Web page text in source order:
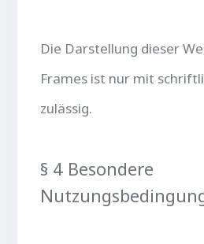
Die Darstellung dieser
Frames ist nur mit
zulässig.
§ 4 Besondere